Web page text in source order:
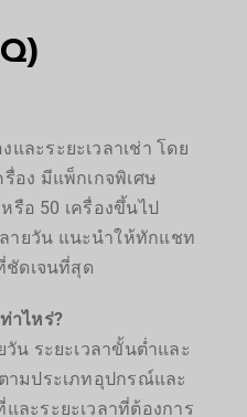
ละระยะเวลาเช่า โดย
อง มีแพ็กเกจพิเศษ
รือ 50 เครื่องขึ้นไป
ายวัน แนะนำให้ทักแชท
ชัดเจนที่สุด
าไหร่?
น ระยะเวลาขั้นต่ำและ
ามประเภทอุปกรณ์และ
ละระยะเวลาที่ต้องการ